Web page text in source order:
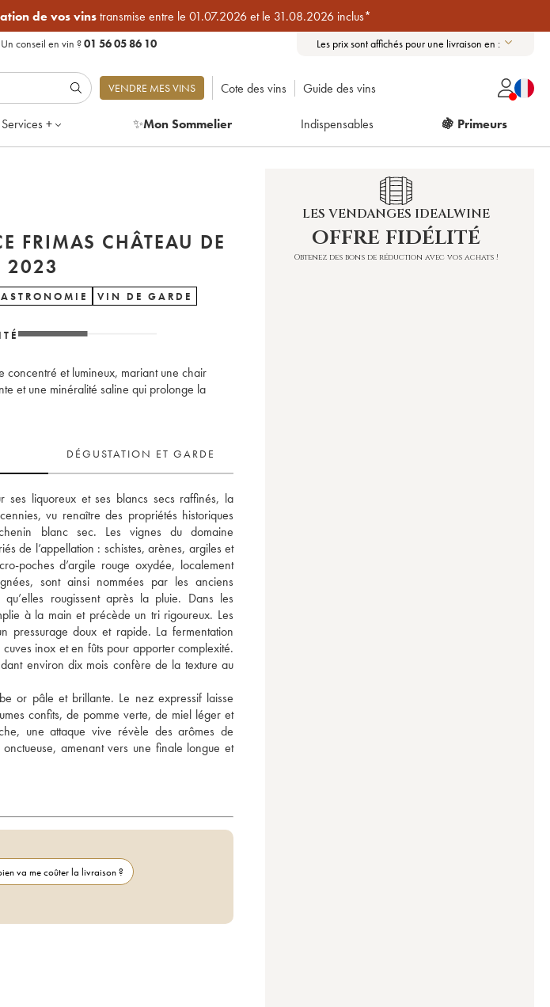
de vos vinstransmise entre le 01.07.2026 et le 31.08.2026 inclus*
Un conseil en vin ?01 56 05 86 10 Les prix sont affichés pour une livraison en :
VENDRE MES VINS Cote des vins Guide des vins
Services + ✨Mon Sommelier Indispensables 🍇 Primeurs
FRIMAS CHÂTEAU DE
BONNEZEAUX 2023
VIN DE GARDE
concentré et lumineux, mariant une chair
et une minéralité saline qui prolonge la
DÉGUSTATION ET GARDE
ses liquoreux et ses blancs secs raffinés, la
vu renaître des propriétés historiques
blanc sec. Les vignes du domaine
de l’appellation : schistes, arènes, argiles et
poches d’argile rouge oxydée, localement
sont ainsi nommées par les anciens
rougissent après la pluie. Dans les
à la main et précède un tri rigoureux. Les
pressurage doux et rapide. La fermentation
inox et en fûts pour apporter complexité.
environ dix mois confère de la texture au
or pâle et brillante. Le nez expressif laisse
confits, de pomme verte, de miel léger et
une attaque vive révèle des arômes de
amenant vers une finale longue et
va me coûter la livraison ?
LES VENDANGES IDEALWINE
offre fidélité
Obtenez des bons de réduction avec vos achats !